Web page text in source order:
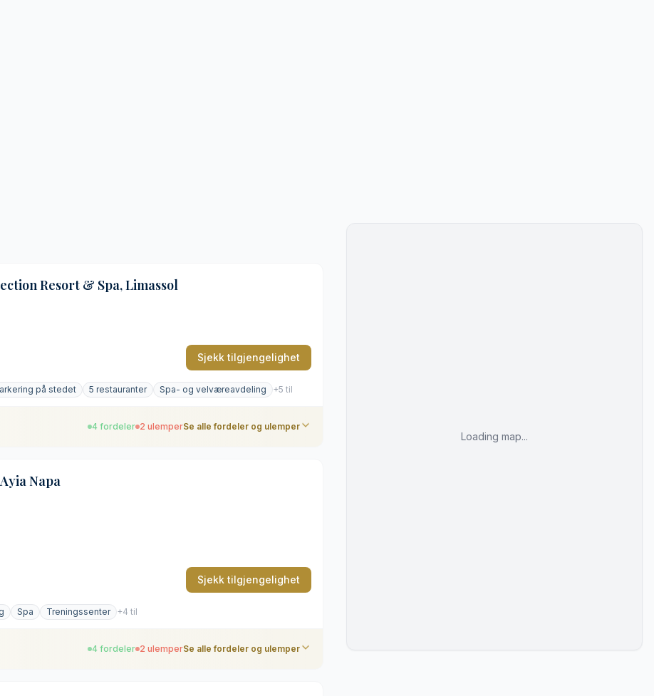
Resort & Spa, Limassol
Sjekk tilgjengelighet
på stedet 5 restauranter Spa- og velværeavdeling +5 til
4 fordeler 2 ulemperSe alle fordeler og ulemper
Napa
Sjekk tilgjengelighet
Spa Treningssenter +4 til
4 fordeler 2 ulemperSe alle fordeler og ulemper
Loading map...